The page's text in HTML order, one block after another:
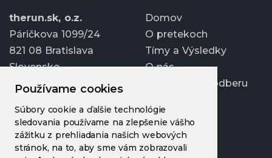
Používame cookies
Súbory cookie a ďalšie technológie
sledovania používame na zlepšenie vášho
zážitku z prehliadania našich webových
stránok, na to, aby sme vám zobrazovali
therun.sk, o.z.
Páričkova 1099/24
821 08 Bratislava
Slovensko
info@therun.sk
+421 907 807 363
Upraviť cookies
Domov
O pretekoch
Tímy a Výsledky
O nás
Prihlásiť sa k odberu